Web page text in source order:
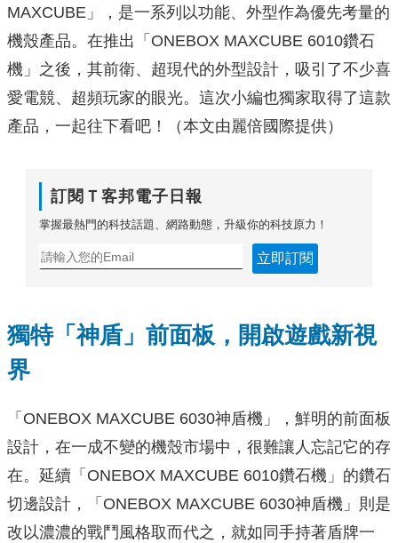
MAXCUBE」，是一系列以功能、外型作為優先考量的
機殼產品。在推出「ONEBOX MAXCUBE 6010鑽石
機」之後，其前衛、超現代的外型設計，吸引了不少喜
愛電競、超頻玩家的眼光。這次小編也獨家取得了這款
產品，一起往下看吧！（本文由麗倍國際提供）
訂閱Ｔ客邦電子日報
掌握最熱門的科技話題、網路動態，升級你的科技原力！
立即訂閱
獨特「神盾」前面板，開啟遊戲新視
界
「ONEBOX MAXCUBE 6030神盾機」，鮮明的前面板
設計，在一成不變的機殼市場中，很難讓人忘記它的存
在。延續「ONEBOX MAXCUBE 6010鑽石機」的鑽石
切邊設計，「ONEBOX MAXCUBE 6030神盾機」則是
改以濃濃的戰鬥風格取而代之，就如同手持著盾牌一